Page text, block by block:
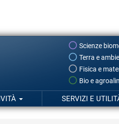
Scienze
Terra e
Fisica e
Bio e
SERVIZI E